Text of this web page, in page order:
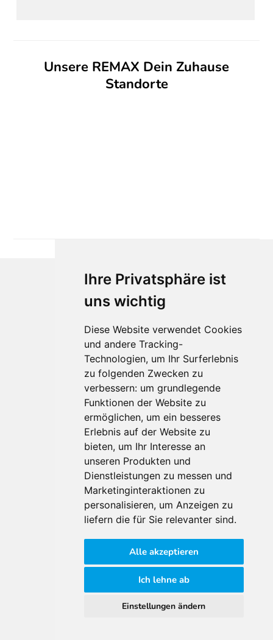
Ihre Privatsphäre ist
uns wichtig
Diese Website verwendet Cookies
und andere Tracking-
Technologien, um Ihr Surferlebnis
zu folgenden Zwecken zu
verbessern: um grundlegende
Funktionen der Website zu
ermöglichen, um ein besseres
Erlebnis auf der Website zu
bieten, um Ihr Interesse an
unseren Produkten und
Dienstleistungen zu messen und
Marketinginteraktionen zu
personalisieren, um Anzeigen zu
liefern die für Sie relevanter sind.
Alle akzeptieren
Ich lehne ab
Einstellungen ändern
Unsere REMAX Dein Zuhause
Standorte
Für Makler:innen
Über Uns
Vorteile
Kontakt
Software Partner
Teilnahme
FAQ
Für Makler:innen
Impressum
AGB
Datenschutzklärung
Cookie Richtlinie